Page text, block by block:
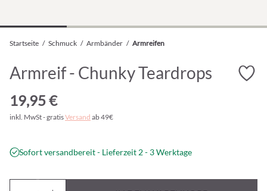
Startseite / Schmuck / Armbänder / Armreifen
Armreif - Chunky Teardrops
19,95 €
inkl. MwSt - gratisVersand ab 49€
Sofort versandbereit - Lieferzeit 2 - 3 Werktage